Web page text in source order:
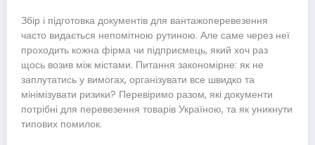
Збір і підготовка документів для вантажоперевезення
часто видається непомітною рутиною. Але саме через неї
проходить кожна фірма чи підприємець, який хоч раз
щось возив між містами. Питання закономірне: як не
заплутатись у вимогах, організувати все швидко та
мінімізувати ризики? Перевіримо разом, які документи
потрібні для перевезення товарів Україною, та як уникнути
типових помилок.